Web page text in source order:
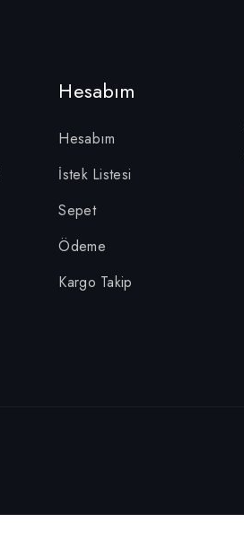
Hesabım
Hesabım
İstek Listesi
Sepet
Ödeme
Kargo Takip